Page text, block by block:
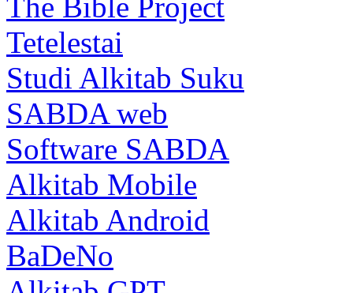
Tetelestai
Studi Alkitab Suku
SABDA web
Software SABDA
Alkitab Mobile
Alkitab Android
BaDeNo